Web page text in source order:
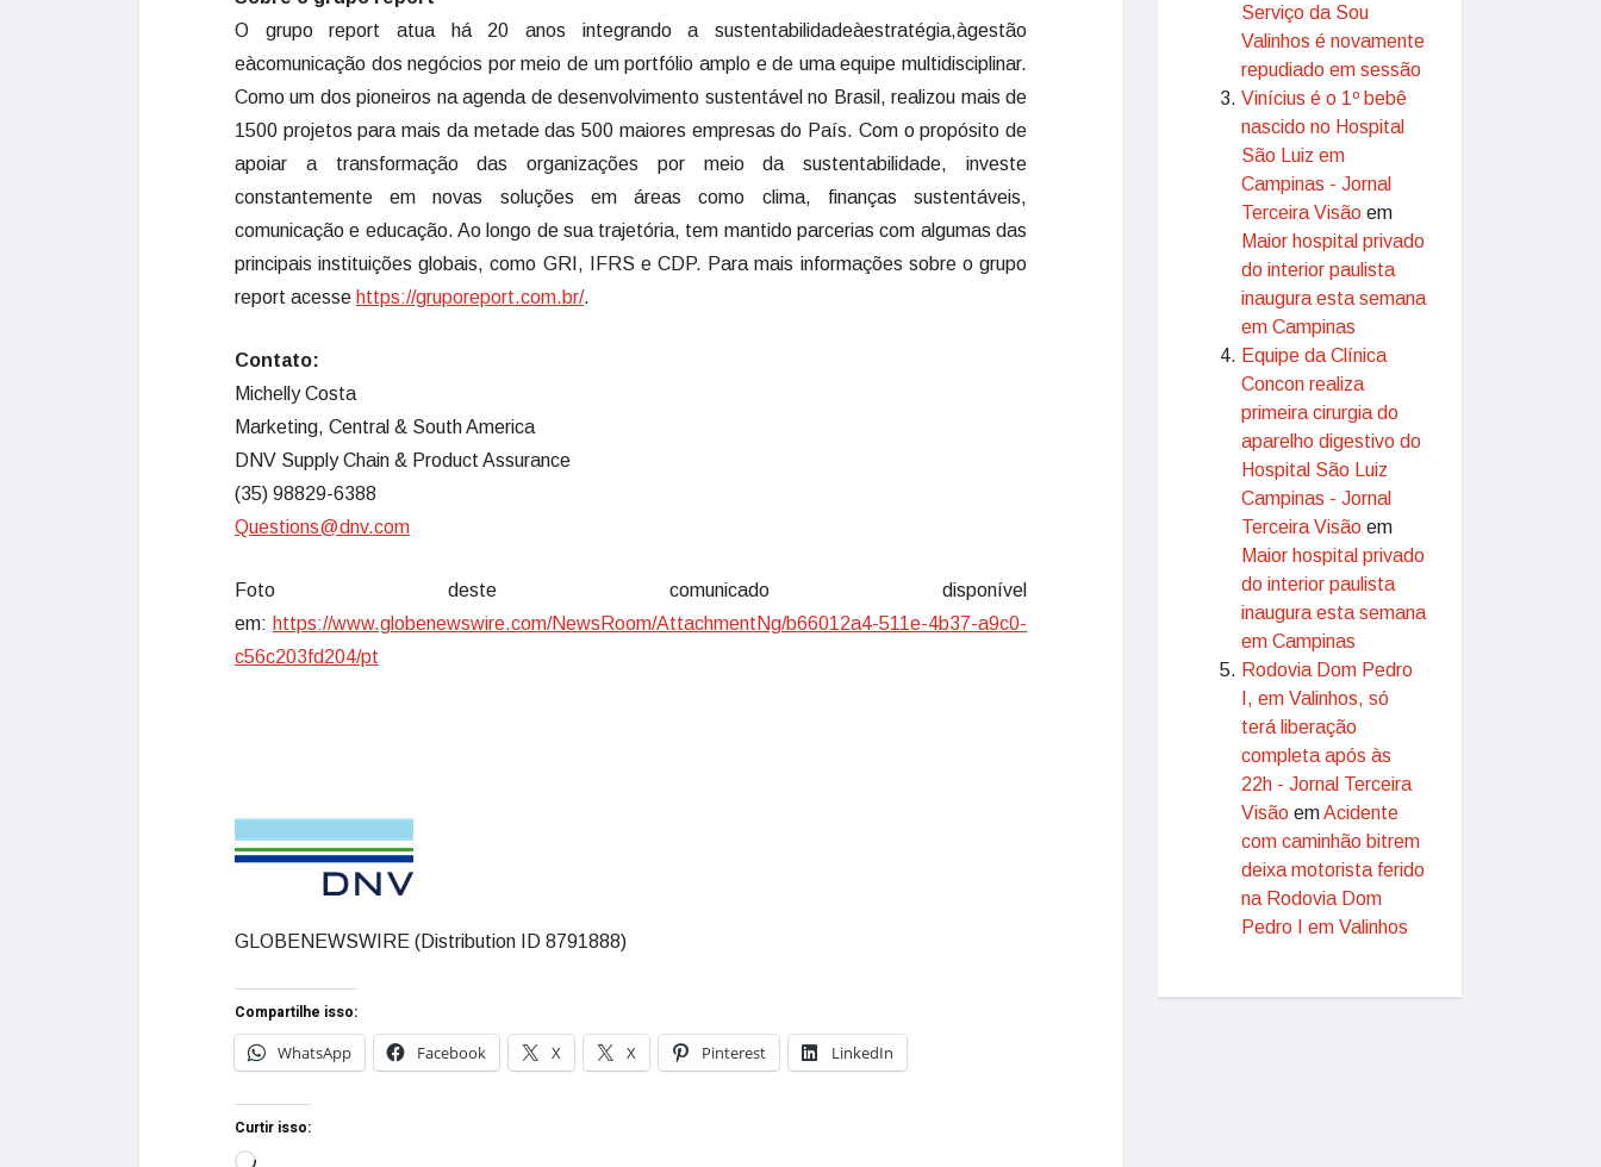
O grupo report atua há 20 anos integrando a sustentabilidadeàestratégia,àgestão
eàcomunicação dos negócios por meio de um portfólio amplo e de uma equipe multidisciplinar.
Como um dos pioneiros na agenda de desenvolvimento sustentável no Brasil, realizou mais de
1500 projetos para mais da metade das 500 maiores empresas do País. Com o propósito de
apoiar a transformação das organizações por meio da sustentabilidade, investe
constantemente em novas soluções em áreas como clima, finanças sustentáveis,
comunicação e educação. Ao longo de sua trajetória, tem mantido parcerias com algumas das
principais instituições globais, como GRI, IFRS e CDP. Para mais informações sobre o grupo
report acesse https://gruporeport.com.br/.
Contato:
Michelly Costa
Marketing, Central & South America
DNV Supply Chain & Product Assurance
(35) 98829-6388
Questions@dnv.com
Foto deste comunicado disponível
em: https://www.globenewswire.com/NewsRoom/AttachmentNg/b66012a4-511e-4b37-a9c0-
c56c203fd204/pt
GLOBENEWSWIRE (Distribution ID 8791888)
Compartilhe isso:
WhatsApp
Facebook X X Pinterest LinkedIn
Curtir isso:
Serviço da Sou
Valinhos é novamente
repudiado em sessão
Vinícius é o 1º bebê
nascido no Hospital
São Luiz em
Campinas - Jornal
Terceira Visão em
Maior hospital privado
do interior paulista
inaugura esta semana
em Campinas
Equipe da Clínica
Concon realiza
primeira cirurgia do
aparelho digestivo do
Hospital São Luiz
Campinas - Jornal
Terceira Visão em
Maior hospital privado
do interior paulista
inaugura esta semana
em Campinas
Rodovia Dom Pedro
I, em Valinhos, só
terá liberação
completa após às
22h - Jornal Terceira
Visão emAcidente
com caminhão bitrem
deixa motorista ferido
na Rodovia Dom
Pedro I em Valinhos